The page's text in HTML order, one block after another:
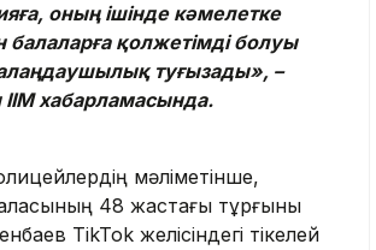
оның ішінде кәмелетке
балаларға қолжетімді болуы
туғызады», –
ІІМ хабарламасында.
мәліметінше,
48 жастағы тұрғыны
TikTok желісіндегі тікелей